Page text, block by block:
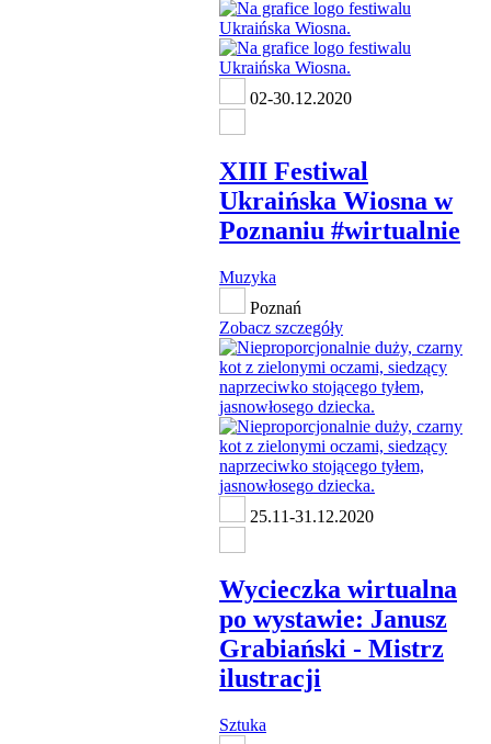
02-30.12.2020
XIII Festiwal
Ukraińska Wiosna w
Poznaniu #wirtualnie
Muzyka
Poznań
Zobacz szczegóły
25.11-31.12.2020
Wycieczka wirtualna
po wystawie: Janusz
Grabiański - Mistrz
ilustracji
Sztuka